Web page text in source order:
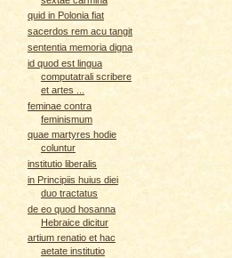
quid in Polonia fiat
sacerdos rem acu tangit
sententia memoria digna
id quod est lingua
computatrali scribere
et artes ...
feminae contra
feminismum
quae martyres hodie
coluntur
institutio liberalis
in Principiis huius diei
duo tractatus
de eo quod hosanna
Hebraice dicitur
artium renatio et hac
aetate institutio